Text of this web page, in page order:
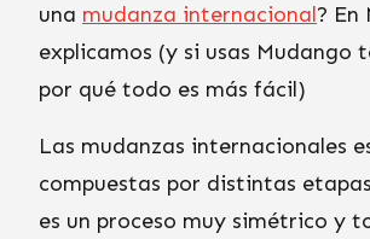
una mudanza internacional? En
explicamos (y si usas Mudango
por qué todo es más fácil)
Las mudanzas internacionales
compuestas por distintas
es un proceso muy simétrico y